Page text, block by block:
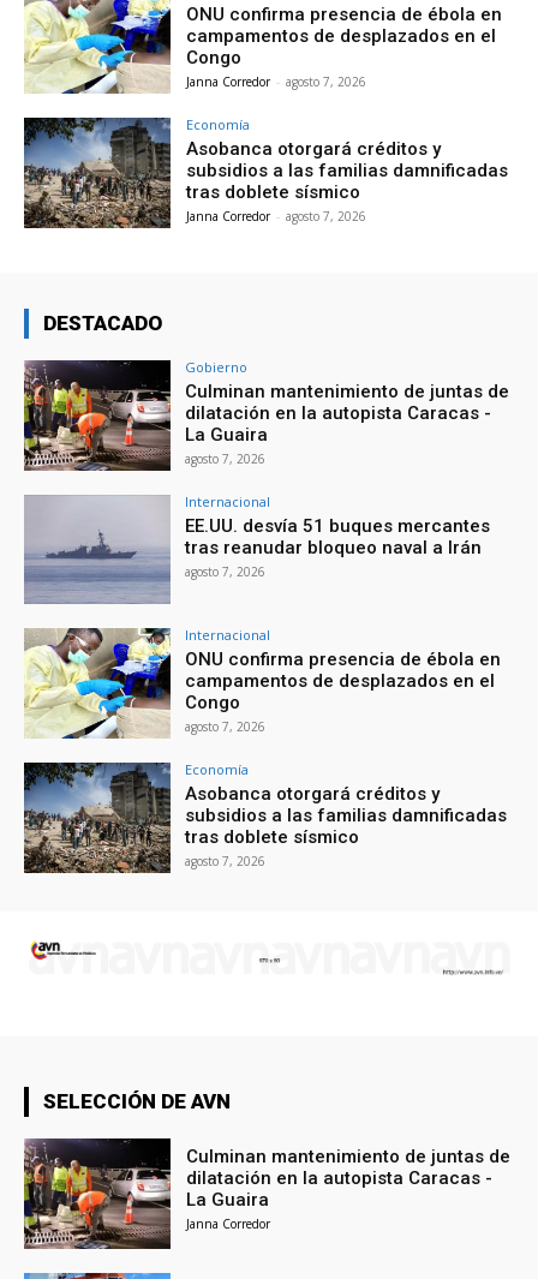
ONU confirma presencia de ébola en
campamentos de desplazados en el
Congo
Janna Corredor - agosto 7, 2026
Economía
Asobanca otorgará créditos y
subsidios a las familias damnificadas
tras doblete sísmico
Janna Corredor - agosto 7, 2026
DESTACADO
Gobierno
Culminan mantenimiento de juntas de
dilatación en la autopista Caracas -
La Guaira
agosto 7, 2026
Internacional
EE.UU. desvía 51 buques mercantes
tras reanudar bloqueo naval a Irán
agosto 7, 2026
Internacional
ONU confirma presencia de ébola en
campamentos de desplazados en el
Congo
agosto 7, 2026
Economía
Asobanca otorgará créditos y
subsidios a las familias damnificadas
tras doblete sísmico
agosto 7, 2026
SELECCIÓN DE AVN
Culminan mantenimiento de juntas de
dilatación en la autopista Caracas -
La Guaira
Janna Corredor